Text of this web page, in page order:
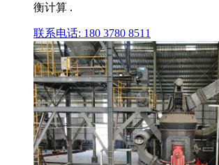
衡计算 .
联系电话: 180 3780 8511